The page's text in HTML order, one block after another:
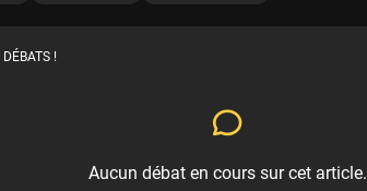
!
Aucun débat en cours sur cet article.